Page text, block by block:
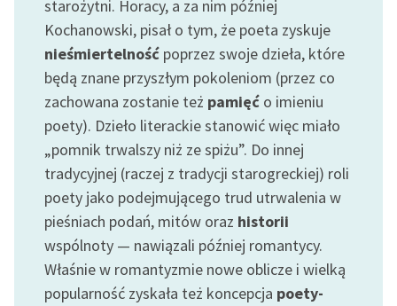
niepełnosprawnościami
E-kolekcja lektur
szkolnych i literatury do
słuchania dla uczennic i
uczniów z
niepełnosprawnościami
Feministyczne inspiracje.
Popularyzacja
skandynawskiej literatury
feministycznej
Ręce pełne poezji
Kolekcje edukacyjne
starożytni. Horacy, a za nim później
Kochanowski, pisał o tym, że poeta zyskuje
nieśmiertelność poprzez swoje dzieła, które
będą znane przyszłym pokoleniom (przez co
zachowana zostanie też pamięć o imieniu
poety). Dzieło literackie stanowić więc miało
„pomnik trwalszy niż ze spiżu”. Do innej
tradycyjnej (raczej z tradycji starogreckiej) roli
poety jako podejmującego trud utrwalenia w
pieśniach podań, mitów oraz historii
wspólnoty — nawiązali później romantycy.
Właśnie w romantyzmie nowe oblicze i wielką
popularność zyskała też koncepcja poety-